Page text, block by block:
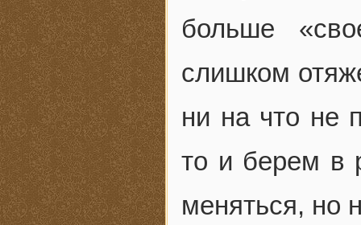
больше
слишком
ни на что не
то и берем в
меняться, но